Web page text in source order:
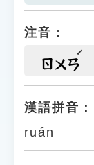
注音：
ㄖㄨㄢ
漢語拼音：
ruán